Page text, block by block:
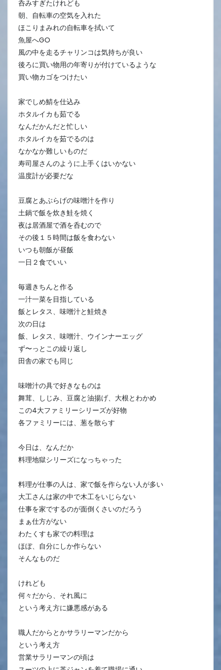
呑みすぎたけれども
朝、自転車の空気を入れた
ほこりまみれの自転車を拭いて
魚屋へGO
風の中を走るチャリンコは気持ちが良い
後ろに買い物用の年寄りが付けているような
買い物カゴをつけたい
家でしめ鯖を仕込み
ホタルイカも茹でる
なんだかんだと忙しい
ホタルイカを茹でるのは
なかなか難しいものだ
寿司屋さんのように上手くはいかない
温度計が必要だな
豆腐とあぶらげの味噌汁を作り
土鍋で飯を炊き鮭を焼く
夜は居酒屋で酒を呑むので
その後１５時間は飯を食わない
いつも朝飯が昼飯
一日２食でいい
毎週きちんと作る
一汁一菜を目指している
飯とレタス、味噌汁と鮭焼き
次の日は
飯、レタス、味噌汁、ウインナーエッグ
ず〜っとこの繰り返し
田舎の家でも同じ
味噌汁の具で好きなものは
舞茸、しじみ、豆腐と油揚げ、大根とわかめ
この4大ファミリーシリーズが好物
各ファミリーには、葱を散らす
今日は、なんだか
料理地獄シリーズになっちゃった
料理が仕事の人は、家で飯を作らない人が多い
大工さんは家の中で木工をいじらない
仕事を家でするのが面倒くさいのだろう
まぁ仕方がない
わたくすも家での料理は
ほぼ、自分にしか作らない
そんなものだ
けれども
何々だから、それ風に
という考え方に嫌悪感がある
職人だからとかサラリーマンだから
という考え方
営業サラリーマンの頃は